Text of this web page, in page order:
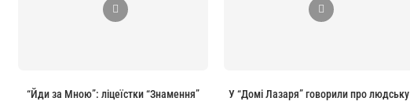
“Йди за Мною”: ліцеїстки “Знамення”
У “Домі Лазаря” говорили про людську